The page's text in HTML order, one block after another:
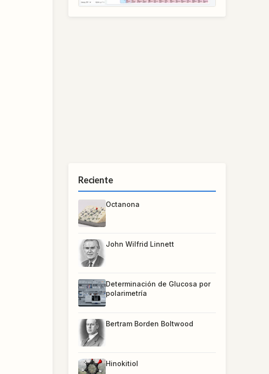
Reciente
Octanona
John Wilfrid Linnett
Determinación de Glucosa por
polarimetría
Bertram Borden Boltwood
Hinokitiol